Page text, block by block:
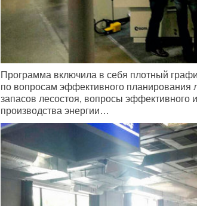
Программа включила в себя плотный
по вопросам эффективного планирования
запасов лесостоя, вопросы эффективного
производства энергии…